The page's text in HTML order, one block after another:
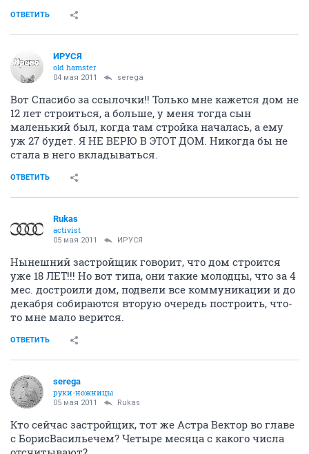
ОТВЕТИТЬ
ИРУСЯ
old hamster
04 мая 2011 serega
Вот Спасибо за ссылочки!! Только мне кажется дом не
12 лет строиться, а больше, у меня тогда сын
маленький был, когда там стройка началась, а ему
уж 27 будет. Я НЕ ВЕРЮ В ЭТОТ ДОМ. Никогда бы не
стала в него вкладываться.
ОТВЕТИТЬ
Rukas
activist
05 мая 2011 ИРУСЯ
Нынешний застройщик говорит, что дом строится
уже 18 ЛЕТ!!! Но вот типа, они такие молодцы, что за 4
мес. достроили дом, подвели все коммуникации и до
декабря собираются вторую очередь построить, что-
то мне мало верится.
ОТВЕТИТЬ
serega
руки-ножницы
05 мая 2011 Rukas
Кто сейчас застройщик, тот же Астра Вектор во главе
с БорисВасильечем? Четыре месяца с какого числа